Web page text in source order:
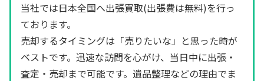
当社では日本全国へ出張買取(出張費は無料)を行っ
ております。
売却するタイミングは「売りたいな」と思った時が
ベストです。迅速な訪問を心がけ、当日中に出張・
査定・売却まで可能です。遺品整理などの理由でま